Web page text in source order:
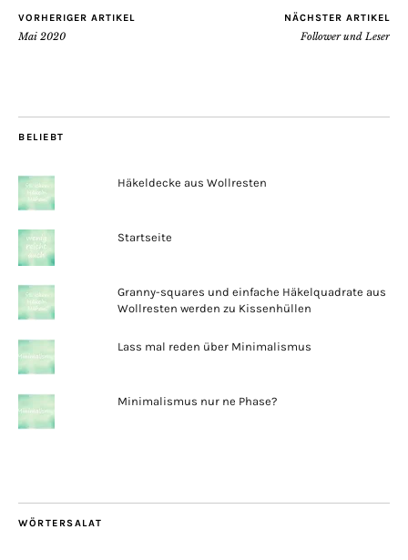
VORHERIGER ARTIKEL
Mai 2020
NÄCHSTER ARTIKEL
Follower und Leser
BELIEBT
Häkeldecke aus Wollresten
Startseite
Granny-squares und einfache Häkelquadrate aus
Wollresten werden zu Kissenhüllen
Lass mal reden über Minimalismus
Minimalismus nur ne Phase?
WÖRTERSALAT